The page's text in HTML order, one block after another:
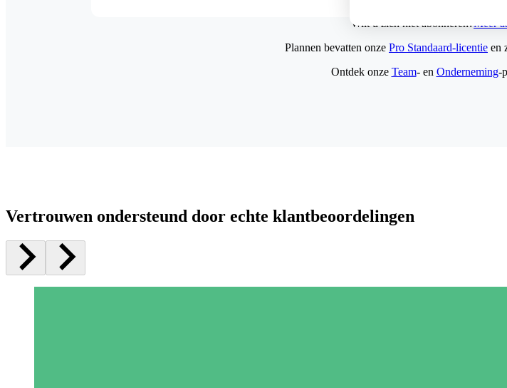
Wilt u zich niet abonneren?Meer
Plannen bevatten onze Pro Standaard-licentie en
Ontdek onze Team- en Onderneming-
Vertrouwen ondersteund door echte klantbeoordelingen